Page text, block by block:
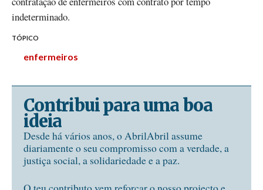
indeterminado.
TÓPICO
enfermeiros
Contribui para uma boa
ideia
Desde há vários anos, o AbrilAbril assume
diariamente o seu compromisso com a verdade, a
justiça social, a solidariedade e a paz.